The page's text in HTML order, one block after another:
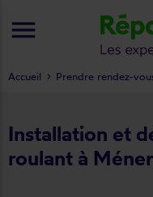
Installation et
roulant à
Accueil Prendre rendez-
menu